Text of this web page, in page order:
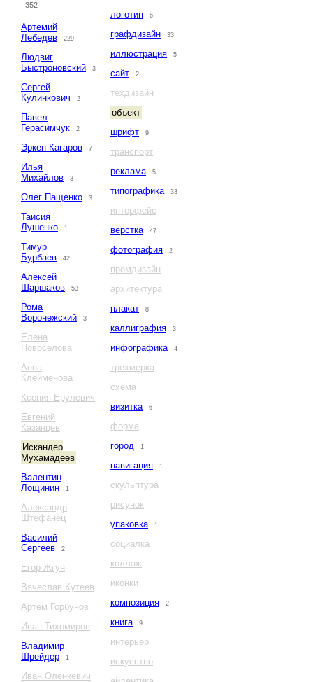
352
Артемий
Лебедев
229
Людвиг
Быстроновский
3
Сергей
Кулинкович
2
Павел
Герасимчук
2
Эркен Кагаров 7
Илья
Михайлов
3
Олег Пащенко 3
Таисия
Лушенко
1
Тимур
Бурбаев
42
Алексей
Шаршаков
53
Рома
Воронежский
3
Елена
Новоселова
Анна
Клейменова
Ксения Ерулевич
Евгений
Казанцев
Искандер
Мухамадеев
Валентин
Лощинин
1
Александр
Штефанец
Василий
Сергеев
2
Егор Жгун
Вячеслав Кутеев
Артем Горбунов
Иван Тихомиров
Владимир
Шрейдер
1
Иван Оленкевич
логотип 6
графдизайн 33
иллюстрация 5
сайт 2
техдизайн
объект
шрифт
9
транспорт
реклама
5
типографика 33
интерфейс
верстка
47
фотография 2
промдизайн
архитектура
плакат
8
каллиграфия 3
инфографика 4
трехмерка
схема
визитка
6
форма
город
1
навигация 1
скульптура
рисунок
упаковка
1
социалка
коллаж
иконки
композиция
2
книга 9
интерьер
искусство